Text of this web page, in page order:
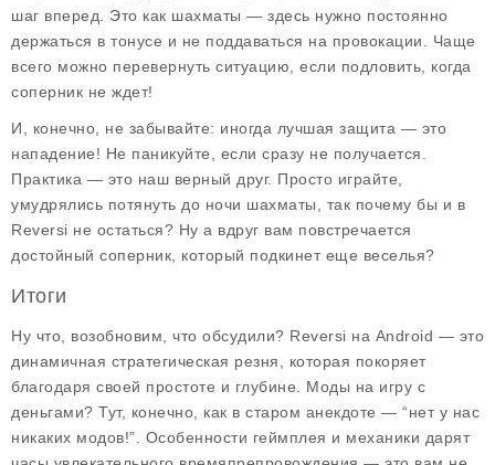
шаг вперед. Это как шахматы — здесь нужно постоянно
держаться в тонусе и не поддаваться на провокации. Чаще
всего можно перевернуть ситуацию, если подловить, когда
соперник не ждет!
И, конечно, не забывайте: иногда лучшая защита — это
нападение! Не паникуйте, если сразу не получается.
Практика — это наш верный друг. Просто играйте,
умудрялись потянуть до ночи шахматы, так почему бы и в
Reversi не остаться? Ну а вдруг вам повстречается
достойный соперник, который подкинет еще веселья?
Итоги
Ну что, возобновим, что обсудили? Reversi на Android — это
динамичная стратегическая резня, которая покоряет
благодаря своей простоте и глубине. Моды на игру с
деньгами? Тут, конечно, как в старом анекдоте — “нет у нас
никаких модов!”. Особенности геймплея и механики дарят